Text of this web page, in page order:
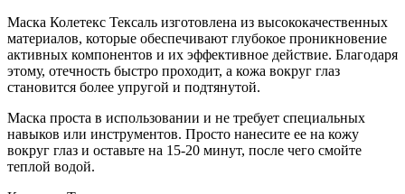
Маска Колетекс Тексаль изготовлена из высококачественных
материалов, которые обеспечивают глубокое проникновение
активных компонентов и их эффективное действие. Благодаря
этому, отечность быстро проходит, а кожа вокруг глаз
становится более упругой и подтянутой.
Маска проста в использовании и не требует специальных
навыков или инструментов. Просто нанесите ее на кожу
вокруг глаз и оставьте на 15-20 минут, после чего смойте
теплой водой.